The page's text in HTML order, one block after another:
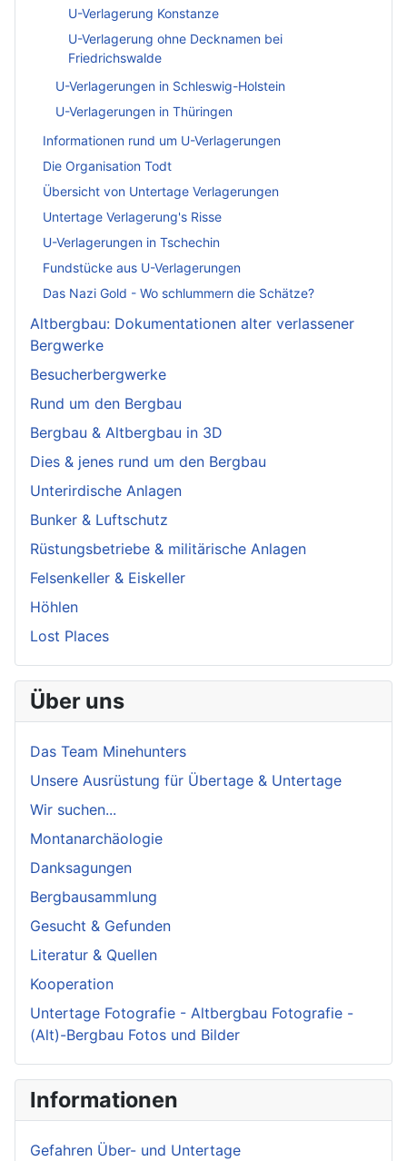
U-Verlagerung Konstanze
U-Verlagerung ohne Decknamen bei
Friedrichswalde
U-Verlagerungen in Schleswig-Holstein
U-Verlagerungen in Thüringen
Informationen rund um U-Verlagerungen
Die Organisation Todt
Übersicht von Untertage Verlagerungen
Untertage Verlagerung's Risse
U-Verlagerungen in Tschechin
Fundstücke aus U-Verlagerungen
Das Nazi Gold - Wo schlummern die Schätze?
Altbergbau: Dokumentationen alter verlassener
Bergwerke
Besucherbergwerke
Rund um den Bergbau
Bergbau & Altbergbau in 3D
Dies & jenes rund um den Bergbau
Unterirdische Anlagen
Bunker & Luftschutz
Rüstungsbetriebe & militärische Anlagen
Felsenkeller & Eiskeller
Höhlen
Lost Places
Über uns
Das Team Minehunters
Unsere Ausrüstung für Übertage & Untertage
Wir suchen...
Montanarchäologie
Danksagungen
Bergbausammlung
Gesucht & Gefunden
Literatur & Quellen
Kooperation
Untertage Fotografie - Altbergbau Fotografie -
(Alt)-Bergbau Fotos und Bilder
Informationen
Gefahren Über- und Untertage